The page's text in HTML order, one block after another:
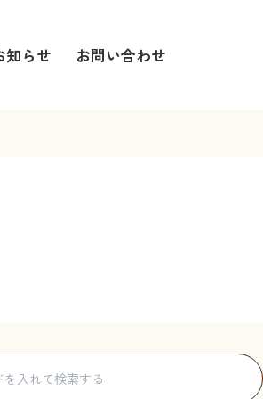
知らせ お問い合わせ